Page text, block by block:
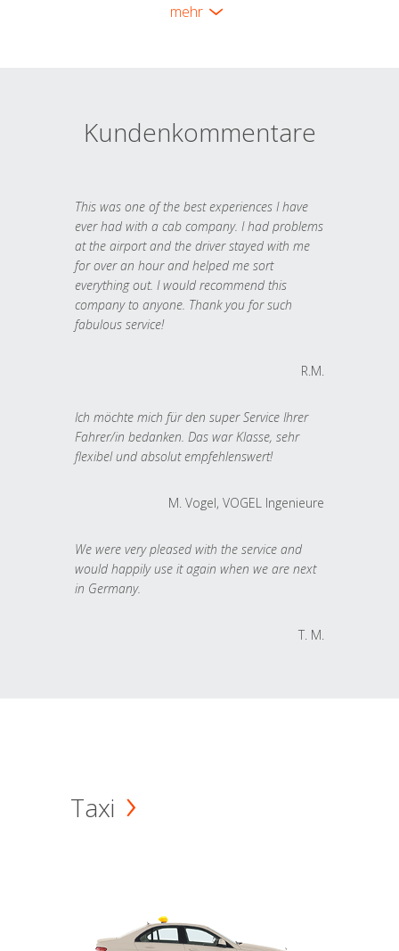
mehr
Kundenkommentare
This was one of the best experiences I have
ever had with a cab company. I had problems
at the airport and the driver stayed with me
for over an hour and helped me sort
everything out. I would recommend this
company to anyone. Thank you for such
fabulous service!
R.M.
Ich möchte mich für den super Service Ihrer
Fahrer/in bedanken. Das war Klasse, sehr
flexibel und absolut empfehlenswert!
M. Vogel, VOGEL Ingenieure
We were very pleased with the service and
would happily use it again when we are next
in Germany.
T. M.
Taxi